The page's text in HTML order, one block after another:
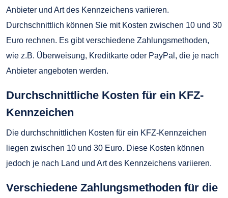
Anbieter und Art des Kennzeichens variieren.
Durchschnittlich können Sie mit Kosten zwischen 10 und 30
Euro rechnen. Es gibt verschiedene Zahlungsmethoden,
wie z.B. Überweisung, Kreditkarte oder PayPal, die je nach
Anbieter angeboten werden.
Durchschnittliche Kosten für ein KFZ-
Kennzeichen
Die durchschnittlichen Kosten für ein KFZ-Kennzeichen
liegen zwischen 10 und 30 Euro. Diese Kosten können
jedoch je nach Land und Art des Kennzeichens variieren.
Verschiedene Zahlungsmethoden für die